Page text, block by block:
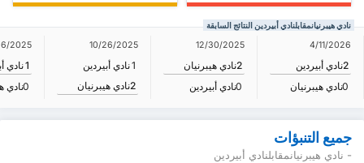
نادي هيبرنيانمقابلنادي أبيردين النتائج السابقة
4/11/2026
نادي أبيردين2
نادي هيبرنيان0
12/30/2025
نادي هيبرنيان2
نادي أبيردين0
10/26/2025
نادي أبيردين1
نادي هيبرنيان2
2025
نادي1
نادي0
جميع التنبؤات
- نادي هيبرنيانمقابلنادي أبيردين